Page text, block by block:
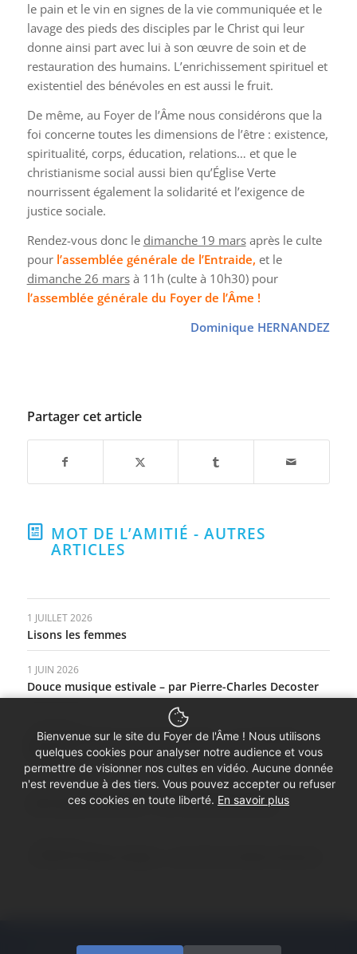
le pain et le vin en signes de la vie communiquée et le
lavage des pieds des disciples par le Christ qui leur
donne ainsi part avec lui à son œuvre de soin et de
restauration des humains. L’enrichissement spirituel et
existentiel des bénévoles en est aussi le fruit.
De même, au Foyer de l’Âme nous considérons que la
foi concerne toutes les dimensions de l’être : existence,
spiritualité, corps, éducation, relations… et que le
christianisme social aussi bien qu’Église Verte
nourrissent également la solidarité et l’exigence de
justice sociale.
Rendez-vous donc le dimanche 19 marsaprès le culte
pour l’assemblée générale de l’Entraide, et le
dimanche 26 marsà 11h (culte à 10h30) pour
l’assemblée générale du Foyer de l’Âme !
Dominique HERNANDEZ
Partager cet article
MOT DE L’AMITIÉ - AUTRES
ARTICLES
1 JUILLET 2026
Lisons les femmes
1 JUIN 2026
Douce musique estivale – par Pierre-Charles Decoster
Une Pentecôte qui se fait attendre – par Catherine
Axelrad
1 AVRIL 2026
Mon puissant soutien – par Catherine Axelrad
© Copyright - Foyer de l'Âme
Bienvenue sur le site du Foyer de l'Âme ! Nous utilisons
quelques cookies pour analyser notre audience et vous
permettre de visionner nos cultes en vidéo. Aucune donnée
n'est revendue à des tiers. Vous pouvez accepter ou refuser
ces cookies en toute liberté. En savoir plus